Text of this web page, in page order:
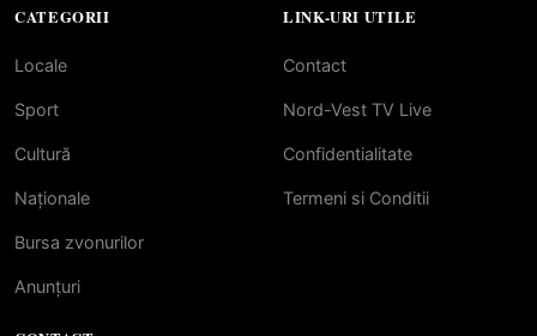
CATEGORII
Locale
Sport
Cultură
Naționale
Bursa zvonurilor
Anunțuri
LINK-URI UTILE
Contact
Nord-Vest TV Live
Confidentialitate
Termeni si Conditii